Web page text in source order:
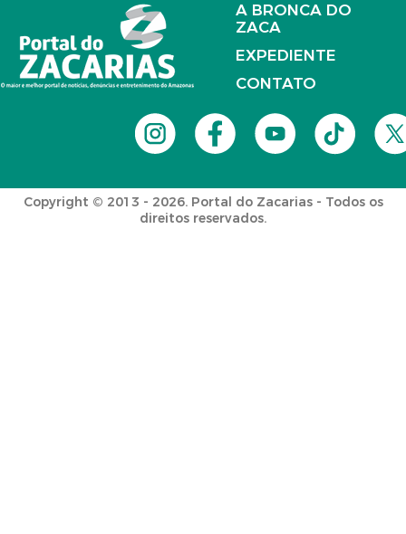
A BRONCA DO
ZACA
EXPEDIENTE
CONTATO
Copyright © 2013 - 2026. Portal do Zacarias - Todos os
direitos reservados.